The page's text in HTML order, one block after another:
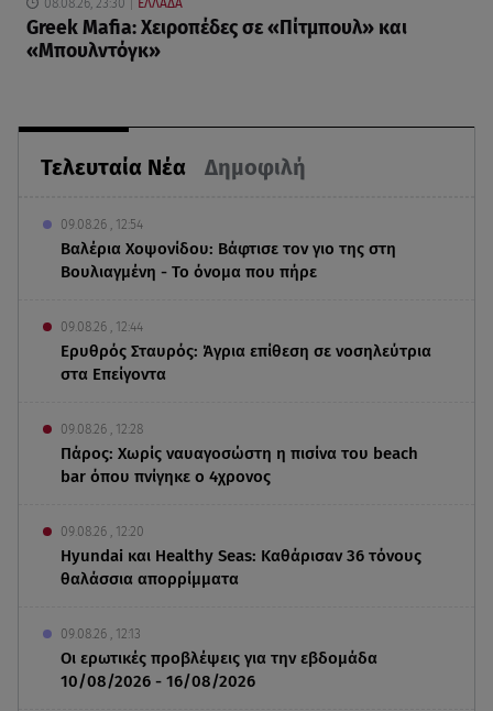
Τελευταία Νέα Δημοφιλή
09.08.26 , 12:54
Βαλέρια Χοψονίδου: Βάφτισε τον γιο της στη
Βουλιαγμένη - Το όνομα που πήρε
09.08.26 , 12:44
Ερυθρός Σταυρός: Άγρια επίθεση σε νοσηλεύτρια
στα Επείγοντα
09.08.26 , 12:28
Πάρος: Χωρίς ναυαγοσώστη η πισίνα του beach
bar όπου πνίγηκε ο 4χρονος
09.08.26 , 12:20
Hyundai και Healthy Seas: Καθάρισαν 36 τόνους
θαλάσσια απορρίμματα
09.08.26 , 12:13
Οι ερωτικές προβλέψεις για την εβδομάδα
10/08/2026 - 16/08/2026
Greek Mafia: Χειροπέδες σε «Πίτμπουλ» και
«Μπουλντόγκ»